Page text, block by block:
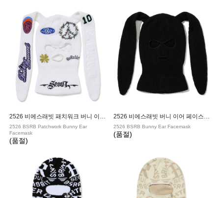
2526 비에스래빗 패치워크 버니 이어 페이스마스크 WHITE
2526 BSRB Patchwork Bunny Ear
Facemask
(품절)
2526 비에스래빗 버니 이어 페이스마스크 BLACK
2526 BSRB Bunny Ear Facemask
(품절)